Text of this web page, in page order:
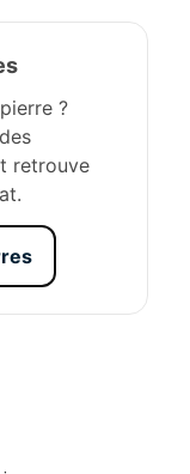
?
retrouve